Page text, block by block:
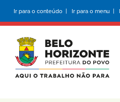
conteúdo
principal
Ir para o conteúdo | Ir para o menu |